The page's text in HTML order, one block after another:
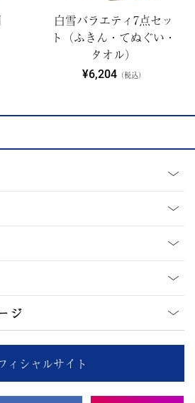
白雪バラエティ7点セッ
ト（ふきん・てぬぐい・
タオル）
¥6,204（税込）
ジ
ィシャルサイト